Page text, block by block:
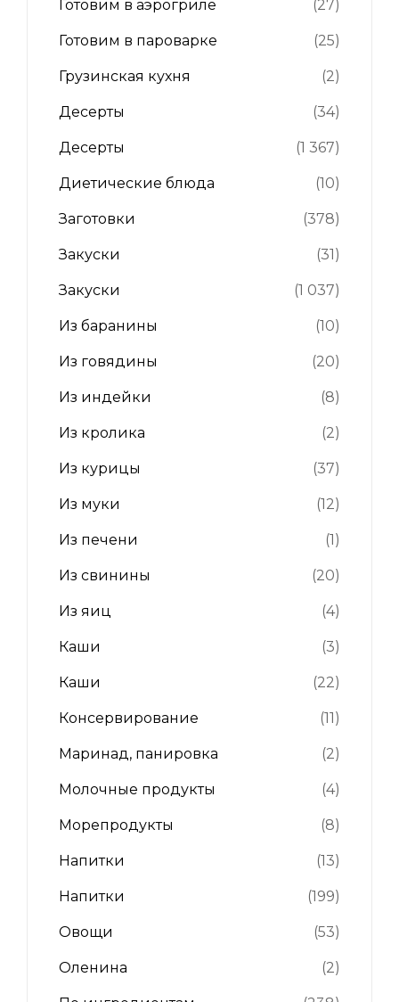
Готовим в аэрогриле (27)
Готовим в пароварке (25)
Грузинская кухня (2)
Десерты (34)
Десерты (1 367)
Диетические блюда (10)
Заготовки (378)
Закуски (31)
Закуски (1 037)
Из баранины (10)
Из говядины (20)
Из индейки (8)
Из кролика (2)
Из курицы (37)
Из муки (12)
Из печени (1)
Из свинины (20)
Из яиц (4)
Каши (3)
Каши (22)
Консервирование (11)
Маринад, панировка (2)
Молочные продукты (4)
Морепродукты (8)
Напитки (13)
Напитки (199)
Овощи (53)
Оленина (2)